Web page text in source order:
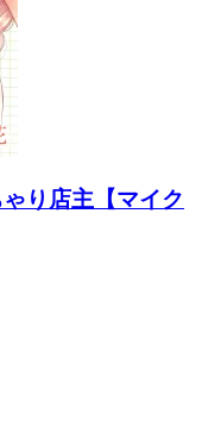
り店主【マイク